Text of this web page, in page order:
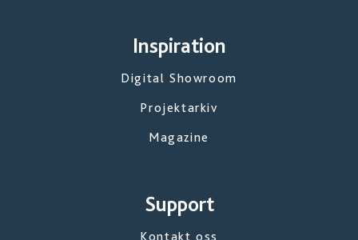
Inspiration
Digital Showroom
Projektarkiv
Magazine
Support
Kontakt oss